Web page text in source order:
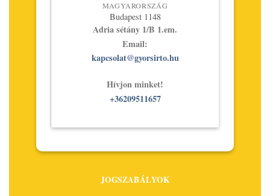
MAGYARORSZÁG
Budapest 1148
Adria sétány 1/B 1.em.
Email:
kapcsolat@gyorsirto.hu
Hívjon minket!
+36209511657
JOGSZABÁLYOK